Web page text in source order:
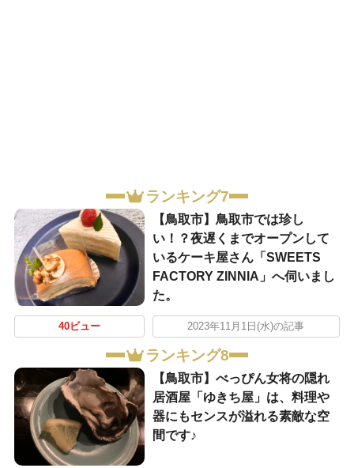
ランキング7
【鳥取市】鳥取市では珍し
い！？夜遅くまでオープンして
いるケーキ屋さん「SWEETS
FACTORY ZINNIA」へ伺いまし
た。
40ビュー 2023年11月1日(水)の記事
ランキング8
【鳥取市】べっぴん女将の隠れ
居酒屋「ゆきち屋」は、料理や
器にもセンスが溢れる素敵な空
間です♪